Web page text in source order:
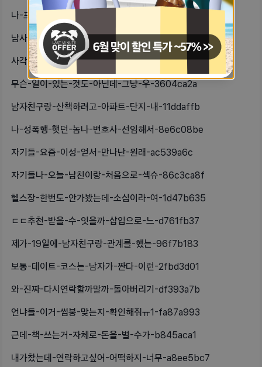
나-프렌차이즈카페알바하는데-사장님이-5a72cbf
남사친이랑-놀러갓다가-남친전화-못받아-bda03132
사각턱-보톡스-처음-맞아보려고-하는데-f17f95b
무슨-일이-있는-것도-아닌데-그냥-우-3604ca2a
남자친구랑-산책하려고-아파트-단지-내-11ddaffb
나-성폭행-햇던-놈나-변호사-선임해서-8e6c08be
자기들-요즘-이성-얻서-만나난-원래-ac539a6c
자기들나-오늘-남친이랑-처음으로-섹슈-86c3ca8f
헬스장-한번도-안가봤는데-소심이라-여-1d47b635
ㄷㄷ추천-받을-수-잇을까-삽입으로-느-d761fb37
제가-19일에-남자친구랑-관계를-했는-96f7b183
보통-데이트-코스는-남자가-짠다-이런-2fbd3d01
와-진짜-다시연락할까말까-돌아버리기-df393a7b
언냐들-이거-썸붕-맞는지-확인해줘ㅠ1-fa87a993
근데-책-쓰는거-자체로-돈을-벌-수가-b845aca1
내가찼는데-연락하고싶어-어떡하지-너무-a8ee5bc7